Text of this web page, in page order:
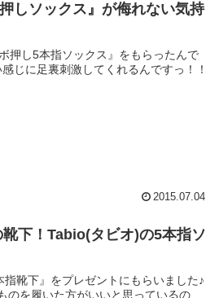
しソックス』が侮れない気持
押し5本指ソックス』をもらったんで
じに足裏刺激してくれるんですっ！！
2015.07.04
下！Tabio(タビオ)の5本指ソ
靴下』をプレゼントにもらいました♪
のを履いた方がいいと思っているの